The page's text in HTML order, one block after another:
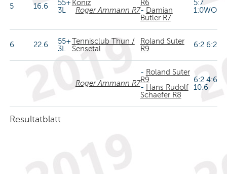
5 16.6
55+
3L
Köniz
Roger Ammann R7
R6
- Damian
Bütler R7
5:7
1:0WO
6 22.6
55+
3L
Tennisclub Thun /
Sensetal
Roland Suter
R9
6:2 6:2
Roger Ammann R7
- Roland Suter
R9
- Hans Rudolf
Schaefer R8
6:2 4:6
10:6
Resultatblatt